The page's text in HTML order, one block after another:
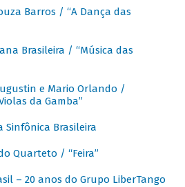
Barros / “A Dança das
Brasileira / “Música das
e Mario Orlando /
da Gamba”
Sinfônica Brasileira
Quarteto / “Feira”
– 20 anos do Grupo LiberTango